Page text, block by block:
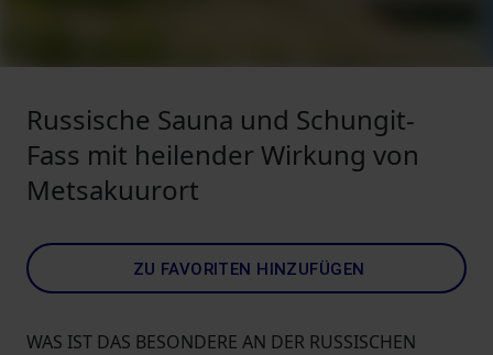
Russische Sauna und Schungit-
Fass mit heilender Wirkung von
Metsakuurort
ZU FAVORITEN HINZUFÜGEN
WAS IST DAS BESONDERE AN DER RUSSISCHEN